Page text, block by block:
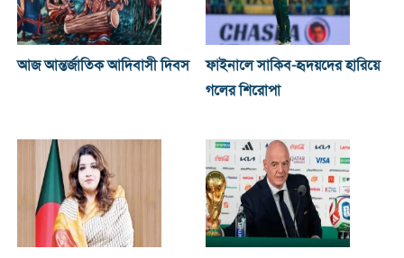
আজ আন্তর্জাতিক আদিবাসী দিবস
ফাইনালে সাকিব-হৃদয়দের হারিয়ে
গলের শিরোপা